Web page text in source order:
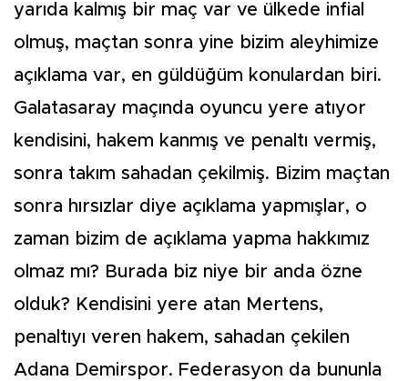
yarıda kalmış bir maç var ve ülkede infial
olmuş, maçtan sonra yine bizim aleyhimize
açıklama var, en güldüğüm konulardan biri.
Galatasaray maçında oyuncu yere atıyor
kendisini, hakem kanmış ve penaltı vermiş,
sonra takım sahadan çekilmiş. Bizim maçtan
sonra hırsızlar diye açıklama yapmışlar, o
zaman bizim de açıklama yapma hakkımız
olmaz mı? Burada biz niye bir anda özne
olduk? Kendisini yere atan Mertens,
penaltıyı veren hakem, sahadan çekilen
Adana Demirspor. Federasyon da bununla